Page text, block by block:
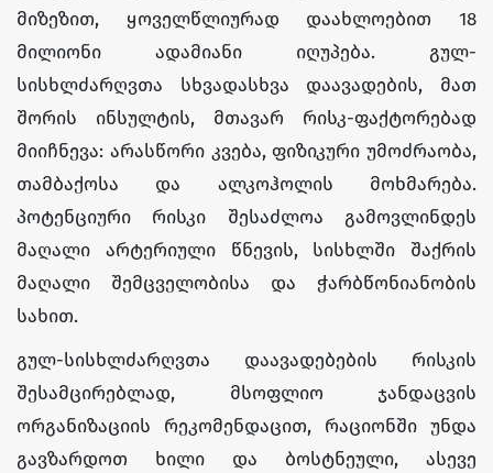
მიზეზით, ყოველწლიურად დაახლოებით 18
მილიონი ადამიანი იღუპება. გულ-
სისხლძარღვთა სხვადასხვა დაავადების, მათ
შორის ინსულტის, მთავარ რისკ-ფაქტორებად
მიიჩნევა: არასწორი კვება, ფიზიკური უმოძრაობა,
თამბაქოსა და ალკოჰოლის მოხმარება.
პოტენციური რისკი შესაძლოა გამოვლინდეს
მაღალი არტერიული წნევის, სისხლში შაქრის
მაღალი შემცველობისა და ჭარბწონიანობის
სახით.
გულ-სისხლძარღვთა დაავადებების რისკის
შესამცირებლად, მსოფლიო ჯანდაცვის
ორგანიზაციის რეკომენდაცით, რაციონში უნდა
გავზარდოთ ხილი და ბოსტნეული, ასევე